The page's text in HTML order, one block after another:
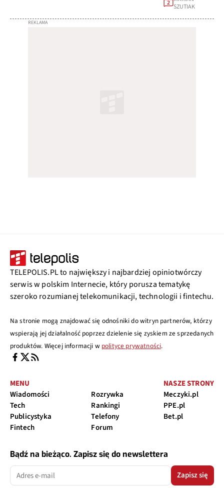
2
SZUTIAK
TELEPOLIS.PL to największy i najbardziej opiniotwórczy
serwis w polskim Internecie, który porusza tematykę
szeroko rozumianej telekomunikacji, technologii i fintechu.
Na stronie mogą znajdować się odnośniki do witryn partnerów, którzy
wspierają jej działalność poprzez dzielenie się zyskiem ze sprzedanych
produktów. Więcej informacji w polityce prywatności.
MENU
Wiadomości
Tech
Publicystyka
Fintech
Rozrywka
Rankingi
Telefony
Forum
NASZE STRONY
Meczyki.pl
PPE.pl
Bet.pl
Bądź na bieżąco. Zapisz się do newslettera
Zapisz się